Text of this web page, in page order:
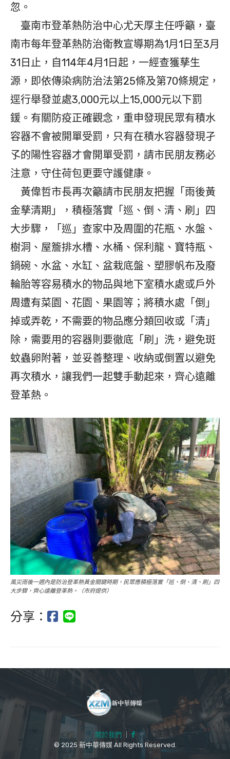
忽。
臺南市登革熱防治中心尤天厚主任呼籲，臺
南市每年登革熱防治衛教宣導期為1月1日至3月
31日止，自114年4月1日起，一經查獲孳生
源，即依傳染病防治法第25條及第70條規定，
逕行舉發並處3,000元以上15,000元以下罰
鍰。有關防疫正確觀念，重申發現民眾有積水
容器不會被開單受罰，只有在積水容器發現孑
孓的陽性容器才會開單受罰，請市民朋友務必
注意，守住荷包更要守護健康。
黃偉哲市長再次籲請市民朋友把握「雨後黃
金孳清期」，積極落實「巡、倒、清、刷」四
大步驟，「巡」查家中及周圍的花瓶、水盤、
樹洞、屋簷排水槽、水桶、保利龍、寶特瓶、
鍋碗、水盆、水缸、盆栽底盤、塑膠帆布及廢
輪胎等容易積水的物品與地下室積水處或戶外
周遭有菜園、花園、果園等；將積水處「倒」
掉或弄乾，不需要的物品應分類回收或「清」
除，需要用的容器則要徹底「刷」洗，避免斑
蚊蟲卵附著，並妥善整理、收納或倒置以避免
再次積水，讓我們一起雙手動起來，齊心遠離
登革熱。
風災雨後一週內是防治登革熱黃金關鍵時期，民眾應積極落實「巡、倒、清、刷」四
大步驟，齊心遠離登革熱。（市府提供）
分享：
關於我們 ｜
© 2025 新中華傳媒 All Rights Reserved.